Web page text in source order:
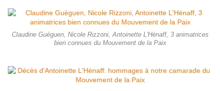
Claudine Guéguen, Nicole Rizzoni, Antoinette L'Hénaff, 3 animatrices
bien connues du Mouvement de la Paix